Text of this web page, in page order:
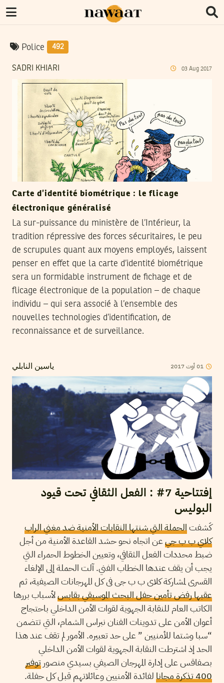
Police 492
SADRI KHIARI 03 Aug 2017
Carte d’identité biométrique : le flicage
électronique généralisé
La sur-puissance du ministère de l’Intérieur, la
tradition répressive des forces sécuritaires, le peu
de scrupules quant aux moyens employés, laissent
penser en effet que la carte d’identité biométrique
sera un formidable instrument de fichage et de
flicage électronique de la population – de chaque
individu – qui sera associé à l’ensemble des
nouvelles technologies d’identification, de
reconnaissance et de surveillance.
ياسين النابلي 01أوت2017
إفتتاحية 7# : الفعل الثقافي تحت قيود
البوليس
كَشفتالحملة التي شنتها النقابات الأمنية ضد مغني الراب
كلاي ب ب جيعن اتجاه نحو حشد القاعدة الأمنية من أجل
ضبط محددات الفعل الثقافي، وتعيين الخطوط الحمراء التي
يجب أن يقف عندها الخطاب الفني. آلت الحملة إلى الإلغاء
القسري لمشاركة كلاي ب ب جي في كل المهرجانات الصيفية، ثم
عقبها رفض تأمين حفل البحث الموسيقي بقابسلأسباب بررها
الكاتب العام للنقابة الجهوية لقوات الأمن الداخلي باحتجاج
أعوان الأمن على تدوينات الفنان نبراس الشمام، التي تتضمن
“سبا وشتما للأمنيين ” على حد تعبيره. الأمور لم تقف عند هذا
الحد إذ اشترطت النقابة الجهوية لقوات الأمن الداخلي
بصفاقس على إدارة المهرجان الصيفي بسيدي منصور توفير
400 تذكرة مجانا
لفائدة الأمنيين وعائلاتهم قبل كل حفلة.